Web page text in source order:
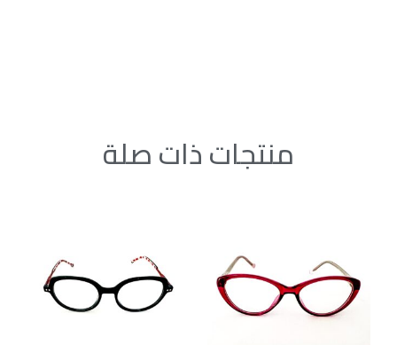
منتجات ذات صلة